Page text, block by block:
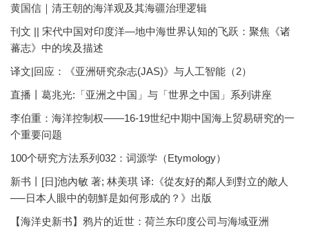
黄国信｜清王朝的海洋观及其海疆治理逻辑
刊文 || 宋代中国对印度洋—地中海世界认知的飞跃：聚焦《诸
蕃志》中的埃及描述
译文|回应：《亚洲研究杂志(JAS)》与人工智能（2）
直播丨葛兆光:「亚洲之中国」与「世界之中国」系列讲座
李伯重：海洋控制权——16-19世纪中期中国海上贸易研究的一
个重要问题
100个研究方法系列032：词源学（Etymology）
新书丨[日]池內敏 著; 林美琪 译:《從友好的鄰人到對立的敵人
──日本人眼中的朝鮮是如何形成的？》出版
【海洋史新书】鸦片的近世：荷兰东印度公司与海域亚洲